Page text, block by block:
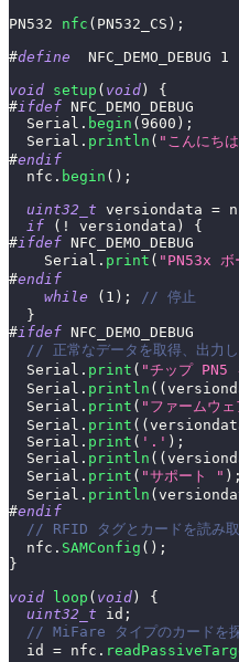
PN532 nfc ( PN532_CS ) ;
#define NFC_DEMO_DEBUG
1
void setup ( void)
{
#ifdef NFC_DEMO_DEBUG
  Serial
. begin (9600 ) ;
  Serial
. println ( "こんにち
#endif
  nfc
. begin ( ) ;
uint32_t versiondata =
if
( ! versiondata )
{
#ifdef NFC_DEMO_DEBUG
    Serial
. print ( "PN53x ボ
#endif
while
( 1 ) ;
// 停止
}
#ifdef NFC_DEMO_DEBUG
// 正常なデータを取得、出力し
  Serial
. print ( "チップ PN5
  Serial
. println ( (
  Serial
. print ( "ファームウ
  Serial
. print ( (
  Serial
. print ( '.' ) ;
  Serial
. println ( (
  Serial
. print ( "サポート " ) ;
  Serial
. println (
#endif
// RFID タグとカードを読み取
  nfc
. SAMConfig ( ) ;
}
void loop ( void)
{
uint32_t id ;
// MiFare タイプのカードを
  id
= nfc .